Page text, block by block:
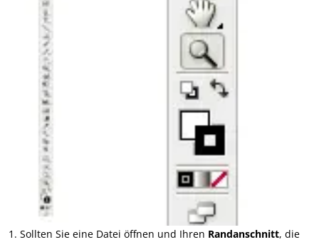
Sollten Sie eine Datei öffnen und Ihren Randanschnitt, die